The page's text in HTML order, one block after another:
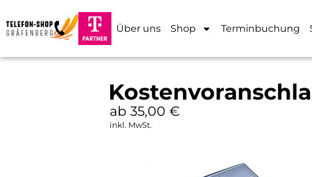
Über uns Shop Terminbuchung
ab 35,00 €
inkl. MwSt.